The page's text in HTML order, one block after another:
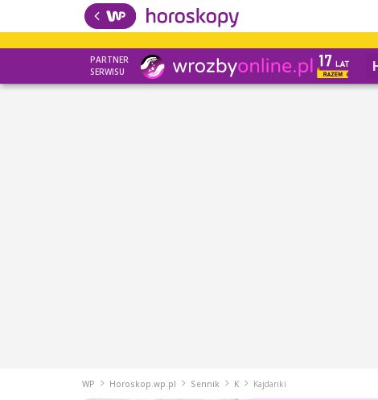
PARTNER
SERWISU
WP Horoskop.wp.pl Sennik K Kajdanki